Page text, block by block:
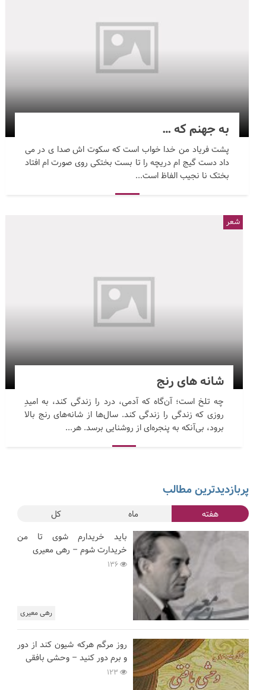
به جهنم که …
پشت فریاد من خدا خواب است که سکوت اش صدا ی در می
داد دست گیج ام دریچه را تا بست بختکی روی صورت ام افتاد
بختک نا نجیب الفاظ است...
شانه های رنج
چه تلخ است؛ آن‌گاه که آدمی، درد را زندگی کند، به امیدِ
روزی که زندگی را زندگی کند. سال‌ها از شانه‌های رنج بالا
برود، بی‌آنکه به پنجره‌ای از روشنایی برسد. هر...
شعر
پربازدیدترین مطالب
هفته ماه کل
رهی معیری
باید خریدارم شوی تا من
خریدارت شوم – رهی معیری
روز مرگم هرکه شیون کند از دور
و برم دور کنید – وحشی بافقی